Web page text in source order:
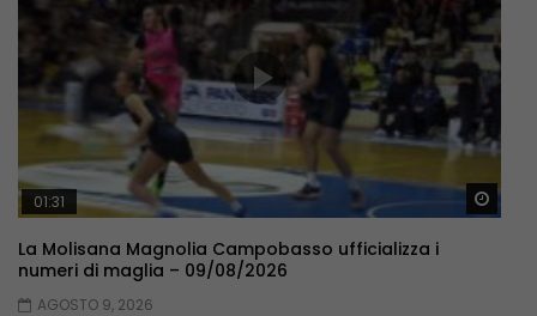
01:31
La Molisana Magnolia Campobasso ufficializza i
numeri di maglia – 09/08/2026
AGOSTO 9, 2026